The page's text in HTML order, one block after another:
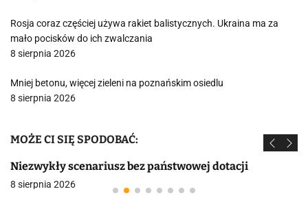
Rosja coraz częściej używa rakiet balistycznych. Ukraina ma za
mało pocisków do ich zwalczania
8 sierpnia 2026
Mniej betonu, więcej zieleni na poznańskim osiedlu
8 sierpnia 2026
MOŻE CI SIĘ SPODOBAĆ:
Niezwykły scenariusz bez państwowej dotacji
8 sierpnia 2026